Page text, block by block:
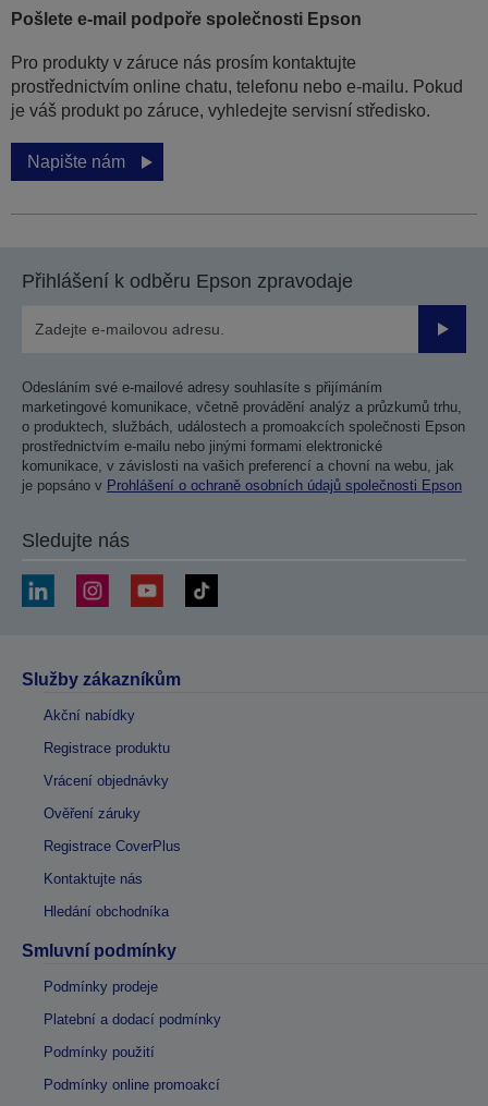
Pošlete e-mail podpoře společnosti Epson
Pro produkty v záruce nás prosím kontaktujte
prostřednictvím online chatu, telefonu nebo e-mailu. Pokud
je váš produkt po záruce, vyhledejte servisní středisko.
Napište nám
Přihlášení k odběru Epson zpravodaje
Odesláním své e-mailové adresy souhlasíte s přijímáním
marketingové komunikace, včetně provádění analýz a průzkumů trhu,
o produktech, službách, událostech a promoakcích společnosti Epson
prostřednictvím e-mailu nebo jinými formami elektronické
komunikace, v závislosti na vašich preferencí a chovní na webu, jak
je popsáno v Prohlášení o ochraně osobních údajů společnosti Epson
Sledujte nás
Služby zákazníkům
Akční nabídky
Registrace produktu
Vrácení objednávky
Ověření záruky
Registrace CoverPlus
Kontaktujte nás
Hledání obchodníka
Smluvní podmínky
Podmínky prodeje
Platební a dodací podmínky
Podmínky použití
Podmínky online promoakcí